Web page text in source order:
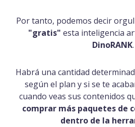
Por tanto, podemos decir
"gratis" esta inteligencia
DinoRANK.
Habrá una cantidad
según el plan y si se te
cuando veas sus contenidos
comprar más paquetes de
dentro de la